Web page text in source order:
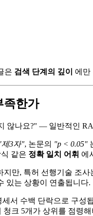
은 검색 단계의 깊이 에만
족한가
않나요?" — 일반적인
제3자", 논문의 "p < 0.05"
같은 정확 일치 어휘 에
지만, 특허 선행기술 조사
있는 상황이 연출됩니다.
서 수백 단락으로 구성
크 5개가 상위를 점령